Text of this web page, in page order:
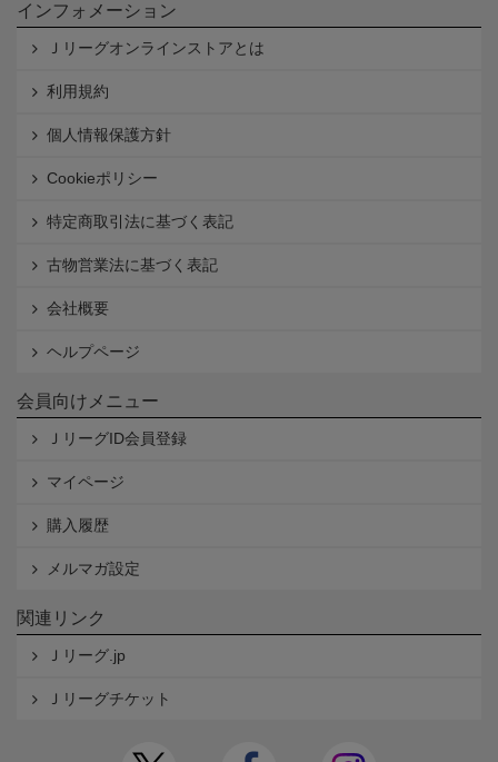
インフォメーション
Ｊリーグオンラインストアとは
利用規約
個人情報保護方針
Cookieポリシー
特定商取引法に基づく表記
古物営業法に基づく表記
会社概要
ヘルプページ
会員向けメニュー
ＪリーグID会員登録
マイページ
購入履歴
メルマガ設定
関連リンク
Ｊリーグ.jp
Ｊリーグチケット